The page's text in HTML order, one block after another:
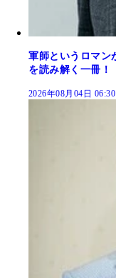
軍師というロマン
を読み解く一冊！
2026年08月04日 06:30